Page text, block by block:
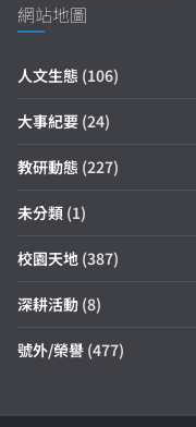
網站地圖
人文生態 (106)
大事紀要 (24)
教研動態 (227)
未分類 (1)
校園天地 (387)
深耕活動 (8)
號外/榮譽 (477)